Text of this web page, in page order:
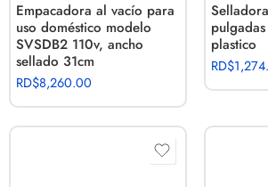
Empacadora al vacío para
uso doméstico modelo
SVSDB2 110v, ancho
sellado 31cm
RD$8,260.00
plastico
RD$